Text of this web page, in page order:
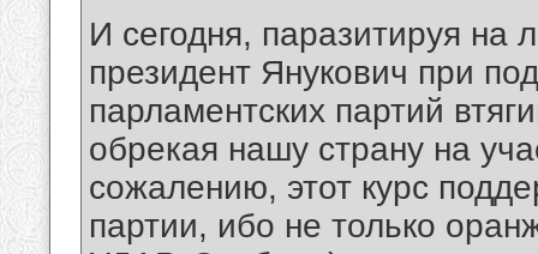
И сегодня, паразитируя на
президент Янукович при
парламентских партий
обрекая нашу страну на
сожалению, этот курс
партии, ибо не только